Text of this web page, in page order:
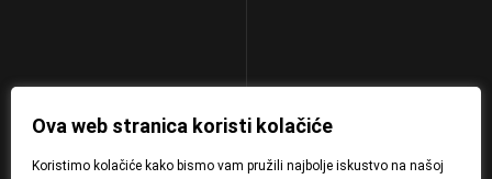
Ova web stranica koristi kolačiće
Koristimo kolačiće kako bismo vam pružili najbolje iskustvo na našoj